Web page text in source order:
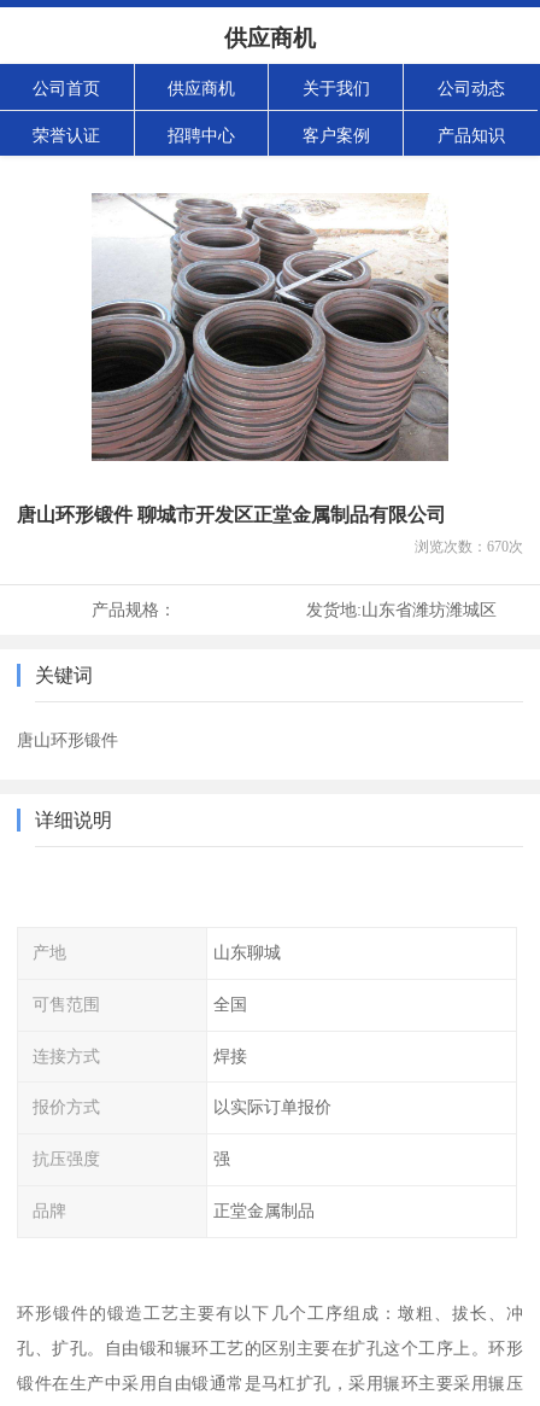
供应商机
公司首页 供应商机 关于我们 公司动态
荣誉认证 招聘中心 客户案例 产品知识
唐山环形锻件 聊城市开发区正堂金属制品有限公司
浏览次数： 670次
产品规格： 发货地:山东省潍坊潍城区
关键词
唐山环形锻件
详细说明
产地 山东聊城
可售范围 全国
连接方式 焊接
报价方式 以实际订单报价
抗压强度 强
品牌 正堂金属制品
环形锻件的锻造工艺主要有以下几个工序组成：墩粗、拔长、冲
孔、扩孔。自由锻和辗环工艺的区别主要在扩孔这个工序上。环形
锻件在生产中采用自由锻通常是马杠扩孔，采用辗环主要采用辗压